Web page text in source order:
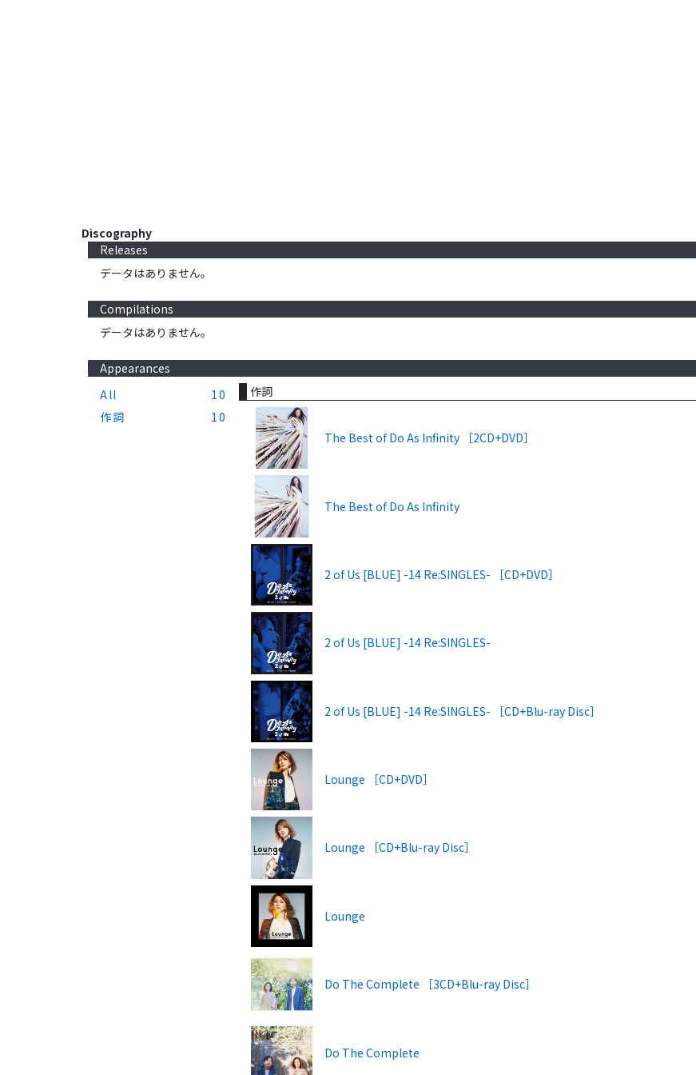
Discography
Releases
データはありません。
Compilations
データはありません。
Appearances
All
10
作詞
10
作詞
The Best of Do As Infinity ［2CD+DVD］
The Best of Do As Infinity
2 of Us [BLUE] -14 Re:SINGLES- ［CD+DVD］
2 of Us [BLUE] -14 Re:SINGLES-
2 of Us [BLUE] -14 Re:SINGLES- ［CD+Blu-ray Disc］
Lounge ［CD+DVD］
Lounge ［CD+Blu-ray Disc］
Lounge
Do The Complete ［3CD+Blu-ray Disc］
Do The Complete